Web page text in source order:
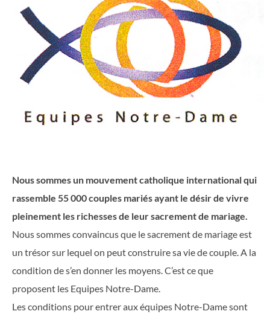
Nous sommes un mouvement catholique international qui
rassemble 55 000 couples mariés ayant le désir de vivre
pleinement les richesses de leur sacrement de mariage.
Nous sommes convaincus que le sacrement de mariage est
un trésor sur lequel on peut construire sa vie de couple. A la
condition de s’en donner les moyens. C’est ce que
proposent les Equipes Notre-Dame.
Les conditions pour entrer aux équipes Notre-Dame sont